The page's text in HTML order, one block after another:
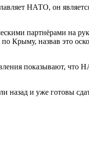
НАТО, он
партнёрами на
Крыму, назвав это
показывают, что
назад и уже готовы